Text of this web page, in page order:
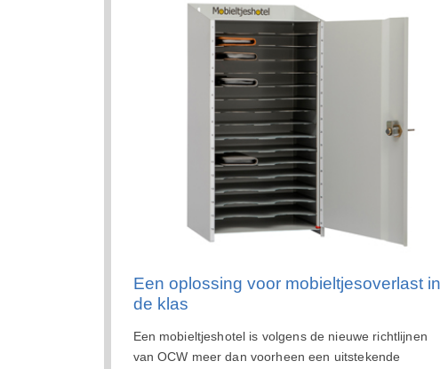
Een oplossing voor mobieltjesoverlast in
de klas
Een mobieltjeshotel is volgens de nieuwe richtlijnen
van OCW meer dan voorheen een uitstekende